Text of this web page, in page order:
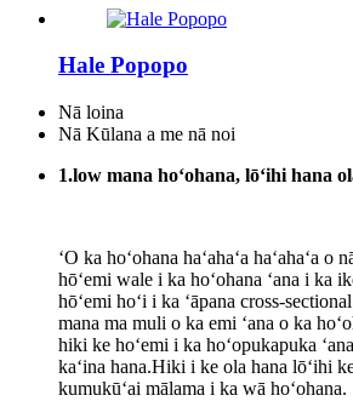
Hale Popopo
Nā loina
Nā Kūlana a me nā noi
1.low mana hoʻohana, lōʻihi hana
ʻO ka hoʻohana haʻahaʻa haʻahaʻa o
hōʻemi wale i ka hoʻohana ʻana i ka
hōʻemi hoʻi i ka ʻāpana cross-
mana ma muli o ka emi ʻana o ka
hiki ke hoʻemi i ka hoʻopukapuka
kaʻina hana.Hiki i ke ola hana lōʻihi
kumukūʻai mālama i ka wā hoʻohana.